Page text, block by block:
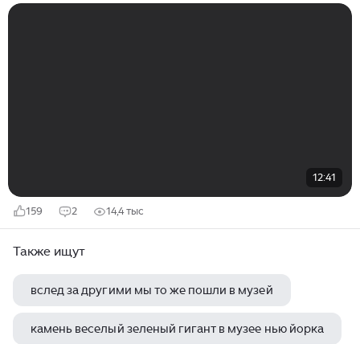
12:41
159 2 14,4 тыс
Также ищут
вслед за другими мы то же пошли в музей
камень веселый зеленый гигант в музее нью йорка